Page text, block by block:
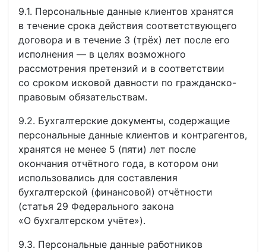
9.1. Персональные данные клиентов хранятся
в течение срока действия соответствующего
договора и в течение 3 (трёх) лет после его
исполнения — в целях возможного
рассмотрения претензий и в соответствии
со сроком исковой давности по гражданско-
правовым обязательствам.
9.2. Бухгалтерские документы, содержащие
персональные данные клиентов и контрагентов,
хранятся не менее 5 (пяти) лет после
окончания отчётного года, в котором они
использовались для составления
бухгалтерской (финансовой) отчётности
(статья 29 Федерального закона
«О бухгалтерском учёте»).
9.3. Персональные данные работников